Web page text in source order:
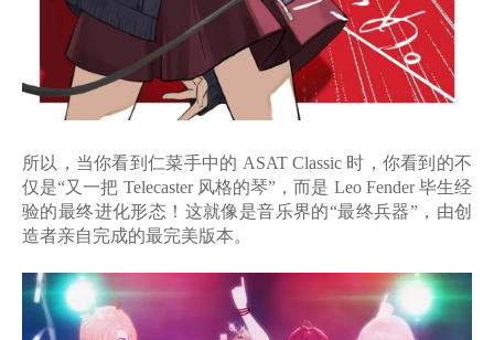
所以，当你看到仁菜手中的 ASAT Classic 时，你看到的不
仅是“又一把 Telecaster 风格的琴”，而是 Leo Fender 毕生经
验的最终进化形态 ！这就像是音乐界的“最终兵器”，由创
造者亲自完成的最完美版本。